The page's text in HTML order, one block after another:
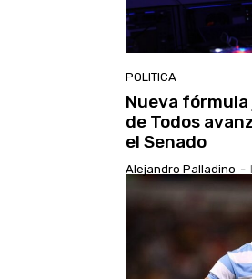
POLITICA
Nueva
de Todos
el Senado
Alejandro Palladino -